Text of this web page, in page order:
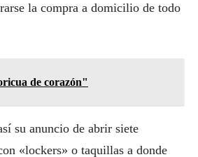
la compra a domicilio de todo
de corazón"
su anuncio de abrir siete
«lockers» o taquillas a donde